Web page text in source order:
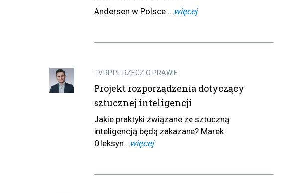
Andersen w Polsce ...więcej
TV.RP.PL RZECZ O PRAWIE
Projekt rozporządzenia dotyczący
sztucznej inteligencji
Jakie praktyki związane ze sztuczną
inteligencją będą zakazane? Marek
OIeksyn...więcej